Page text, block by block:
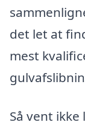
det let at
mest
Så vent